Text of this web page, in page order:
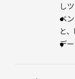
し
ベ
と
デ